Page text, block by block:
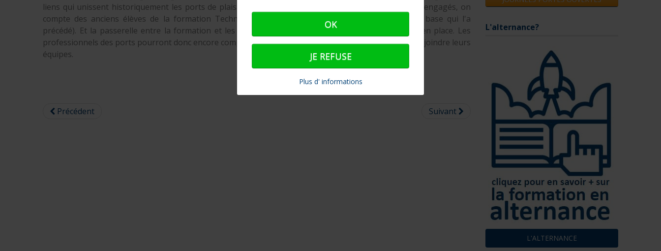
liens qui unissent historiquement les ports de plaisance et l'INB. Parmi les professionnels des ports engagés, on
compte des anciens élèves de la formation Technico-commerciale (voire la formation de Chef de base qui l'a
précédé). Et la passerelle entre la formation et les métiers des ports de plaisance est encore bien en place. Les
professionnels des ports pourront donc encore compter sur les stagiaires en formation à l'INB pour rejoindre leurs
équipes.
Précédent Suivant
L'ALTERNANCE
OK
JE REFUSE
Plus d' informations